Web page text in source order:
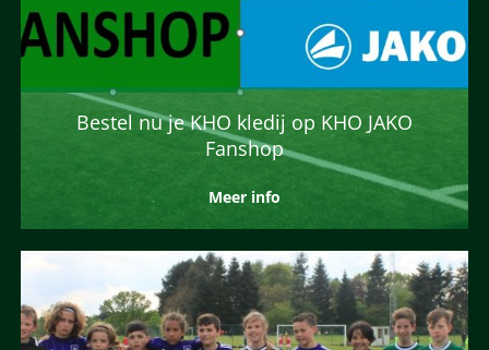
Bestel nu je KHO kledij op KHO JAKO
Fanshop
Meer info